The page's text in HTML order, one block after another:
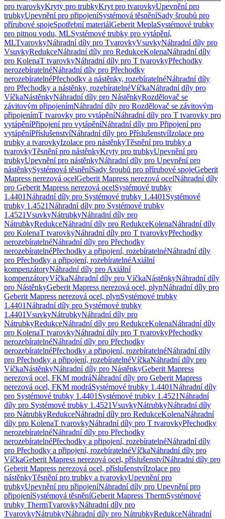
pro tvarovkyKryty pro trubkyKryt pro tvarovkyUpevnění pro
trubkyUpevnění pro připojeníSystémová těsněníSady šroubů pro
přírubové spojeSpotřební materiálGeberit MeplaSystémové trubky
pro pitnou vodu, MLSystémové trubky pro vytápění,
MLTvarovkyNáhradní díly pro TvarovkyVsuvkyNáhradní díly pro
VsuvkyRedukceNáhradní díly pro RedukceKolenaNáhradní díly
pro KolenaT tvarovkyNáhradní díly pro T tvarovkyPřechodky
nerozebíratelnéNáhradní díly pro Přechodky
nerozebíratelnéPřechodky a nástěnky, rozebíratelnéNáhradní díly
pro Přechodky a nástěnky, rozebíratelnéVíčkaNáhradní díly pro
VíčkaNástěnkyNáhradní díly pro NástěnkyRozdělovač se
závitovým připojenímNáhradní díly pro Rozdělovač se závitovým
připojenímT tvarovky pro vytápěníNáhradní díly pro T tvarovky pro
vytápěníPřipojení pro vytápěníNáhradní díly pro Připojení pro
vytápěníPříslušenstvíNáhradní díly pro PříslušenstvíIzolace pro
trubky a tvarovkyIzolace pro nástěnkyTěsnění pro trubky a
tvarovkyTěsnění pro nástěnkyKryty pro trubkyUpevnění pro
trubkyUpevnění pro nástěnkyNáhradní díly pro Upevnění pro
nástěnkySystémová těsněníSady šroubů pro přírubové spojeGeberit
Mapress nerezová ocelGeberit Mapress nerezová ocelNáhradní díly
pro Geberit Mapress nerezová ocelSystémové trubky
1.4401Náhradní díly pro Systémové trubky 1.4401 Systémové
trubky 1.4521Náhradní díly pro Systémové trubky
1.4521VsuvkyNátrubkyNáhradní díly pro
NátrubkyRedukceNáhradní díly pro RedukceKolenaNáhradní díly
pro KolenaT tvarovkyNáhradní díly pro T tvarovkyPřechodky
nerozebíratelnéNáhradní díly pro Přechodky
nerozebíratelnéPřechodky a připojení, rozebíratelnéNáhradní díly
pro Přechodky a připojení, rozebíratelnéAxiální
kompenzátoryNáhradní díly pro Axiální
kompenzátoryVíčkaNáhradní díly pro VíčkaNástěnkyNáhradní díly
pro NástěnkyGeberit Mapress nerezová ocel, plynNáhradní díly pro
Geberit Mapress nerezová ocel, plynSystémové trubky
1.4401Náhradní díly pro Systémové trubky
1.4401VsuvkyNátrubkyNáhradní díly pro
NátrubkyRedukceNáhradní díly pro RedukceKolenaNáhradní díly
pro KolenaT tvarovkyNáhradní díly pro T tvarovkyPřechodky
nerozebíratelnéNáhradní díly pro Přechodky
nerozebíratelnéPřechodky a připojení, rozebíratelnéNáhradní díly
pro Přechodky a připojení, rozebíratelnéVíčkaNáhradní díly pro
VíčkaNástěnkyNáhradní díly pro NástěnkyGeberit Mapress
nerezová ocel, FKM modráNáhradní díly pro Geberit Mapress
nerezová ocel, FKM modráSystémové trubky 1.4401Náhradní díly
pro Systémové trubky 1.4401 Systémové trubky 1.4521Náhradní
díly pro Systémové trubky 1.4521VsuvkyNátrubkyNáhradní díly
pro NátrubkyRedukceNáhradní díly pro RedukceKolenaNáhradní
díly pro KolenaT tvarovkyNáhradní díly pro T tvarovkyPřechodky
nerozebíratelnéNáhradní díly pro Přechodky
nerozebíratelnéPřechodky a připojení, rozebíratelnéNáhradní díly
pro Přechodky a připojení, rozebíratelnéVíčkaNáhradní díly pro
VíčkaGeberit Mapress nerezová ocel, příslušenstvíNáhradní díly pro
Geberit Mapress nerezová ocel, příslušenstvíIzolace pro
nástěnkyTěsnění pro trubky a tvarovkyUpevnění pro
trubkyUpevnění pro připojeníNáhradní díly pro Upevnění pro
připojeníSystémová těsněníGeberit Mapress ThermSystémové
trubky ThermTvarovkyNáhradní díly pro
TvarovkyNátrubkyNáhradní díly pro NátrubkyRedukceNáhradní